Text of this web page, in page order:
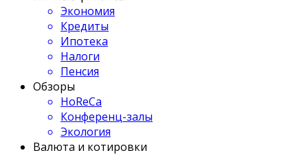
Экономия
Кредиты
Ипотека
Налоги
Пенсия
Обзоры
HoReCa
Конференц-залы
Экология
Валюта и котировки